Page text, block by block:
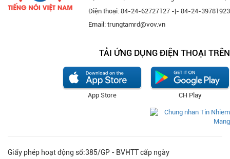
Điện thoại: 84-24-62727127 -|- 84-24-39781923
Email: trungtamrd@vov.vn
TẢI ỨNG DỤNG ĐIỆN THOẠI TRÊN
CH Play
App Store
Giấy phép hoạt động số:385/GP - BVHTT cấp ngày